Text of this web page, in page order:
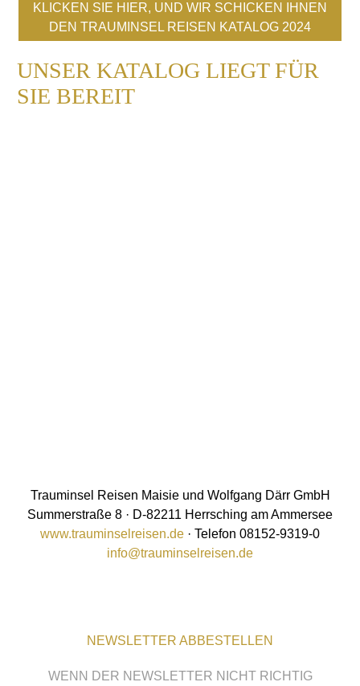
KLICKEN SIE HIER, UND WIR SCHICKEN IHNEN
DEN TRAUMINSEL REISEN KATALOG 2024
UNSER KATALOG LIEGT FÜR
SIE BEREIT
Trauminsel Reisen Maisie und Wolfgang Därr GmbH
Summerstraße 8 · D-82211 Herrsching am Ammersee
www.trauminselreisen.de · Telefon 08152-9319-0
info@trauminselreisen.de
NEWSLETTER ABBESTELLEN
WENN DER NEWSLETTER NICHT RICHTIG